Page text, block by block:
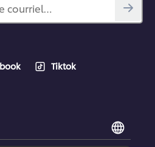
courriel…
Tiktok